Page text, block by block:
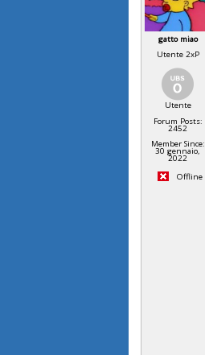
gatto miao
Utente 2xP
Utente
Forum Posts:
2452
Member Since:
30 gennaio,
2022
Offline